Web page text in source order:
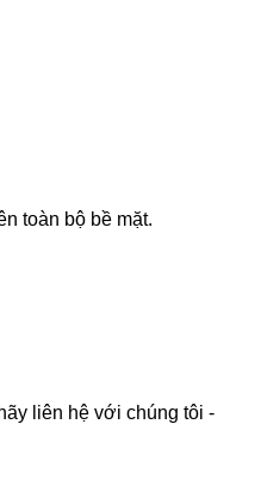
toàn bộ bề mặt.
liên hệ với chúng tôi -